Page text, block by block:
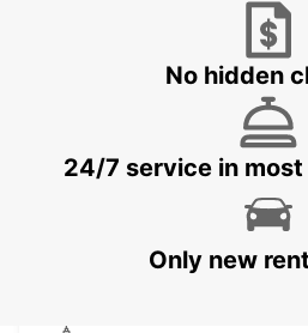
HELSINKI AIRPORT*RY*
No hidden
24/7 service in
Only new